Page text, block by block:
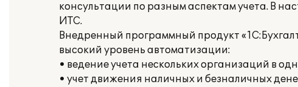
консультации по разным аспектам учета. В
ИТС.
Внедренный программный продукт
высокий уровень автоматизации:
• ведение учета нескольких организаций в
• учет движения наличных и безналичных